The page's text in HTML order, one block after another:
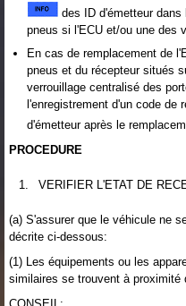
des ID d'émetteur
pneus si l'ECU et/ou une des
En cas de remplacement de
pneus et du récepteur situés
verrouillage centralisé des
l'enregistrement d'un code de
d'émetteur après le
PROCEDURE
1. VERIFIER L'ETAT DE
(a) S'assurer que le véhicule ne
décrite ci-dessous:
(1) Les équipements ou les
similaires se trouvent à proximité